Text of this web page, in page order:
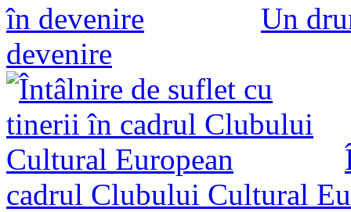
Un
devenire
cadrul Clubului Cultural